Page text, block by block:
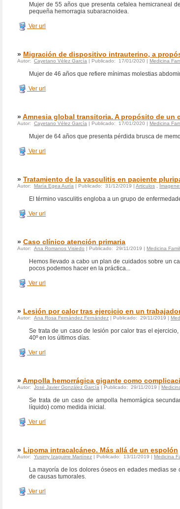
Mujer de 55 años que presenta cefalea hemicraneal
pequeña hemorragia subaracnoidea.
Ver url
» Migración de dispositivo intrauterino, a
Autor: Cayetano Vélez García | Publicado: 17/01/2020 | Medicina
Mujer de 46 años que refiere mínimas molestias
Ver url
»Amnesia global transitoria. A propósito de un
Autor: Cayetano Vélez García | Publicado: 17/01/2020 | Medicina
Mujer de 64 años que presenta pérdida brusca de
Ver url
» Tratamiento de la vasculitis en paciente
Autor: María Egea Auría | Publicado: 31/12/2019 | Articulos
El término vasculitis engloba a un grupo de
Ver url
» Caso clínico atención primaria
Autor: Ana Romanos Visiedo | Publicado: 29/11/2019 | Medicina
Hemos llevado a cabo un plan de cuidados sobre un
pocos podemos hacer en la práctica...
Ver url
» Lesión por calor tras ejercicio en un
Autor: Ana Rosa Fernández Fernández | Publicado: 29/11/2019 |
Se trata de un caso de lesión por calor tras el
40º en los últimos días.
Ver url
»Ampolla hemorrágica gigante como
Autor: José Javier González García | Publicado: 29/11/2019 |
Se trata de un caso de ampolla hemorrágica
líquido) como medida inicial.
Ver url
» Lipoma intracalcáneo. Más allá de un espolón
Autor: Yusimy Izaguirre Martínez | Publicado: 13/11/2019 | Medicina
La mayoría de los dolores óseos en edades medias
de causas tumorales.
Ver url